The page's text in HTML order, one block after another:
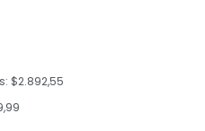
$2.892,55